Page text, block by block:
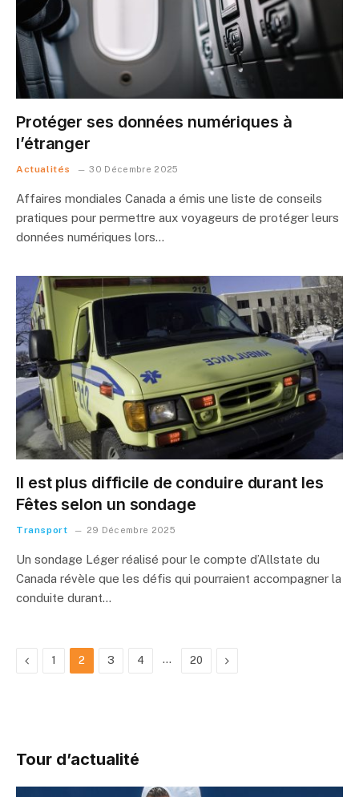
Protéger ses données numériques à
l’étranger
Actualités 30 Décembre 2025
Affaires mondiales Canada a émis une liste de conseils
pratiques pour permettre aux voyageurs de protéger leurs
données numériques lors…
Il est plus difficile de conduire durant les
Fêtes selon un sondage
Transport 29 Décembre 2025
Un sondage Léger réalisé pour le compte d’Allstate du
Canada révèle que les défis qui pourraient accompagner la
conduite durant…
Previous
1 2 3 4 … 20 Next
Tour d’actualité